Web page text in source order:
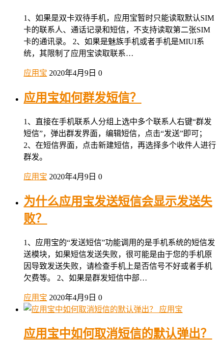
1、如果是双卡双待手机，应用宝暂时只能读取默认SIM
卡的联系人、通话记录和短信，不支持读取第二张SIM
卡的通讯录。 2、如果是魅族手机或者手机是MIUI系
统，其限制了应用宝读取联系…
应用宝 2020年4月9日 0
应用宝如何群发短信？
1、直接在手机联系人分组上选中多个联系人右键“群发
短信”，弹出群发界面，编辑短信，点击“发送”即可；
2、在短信界面，点击新建短信，再选择多个收件人进行
群发。
应用宝 2020年4月9日 0
为什么应用宝发送短信会显示发送失
败？
1、应用宝的“发送短信”功能调用的是手机系统的短信发
送模块，如果短信发送失败，很可能是由于您的手机原
因导致发送失败，请检查手机上是否信号不好或者手机
欠费等。 2、如果是群发短信中部…
应用宝 2020年4月9日 0
应用宝
应用宝中如何取消短信的默认弹出？